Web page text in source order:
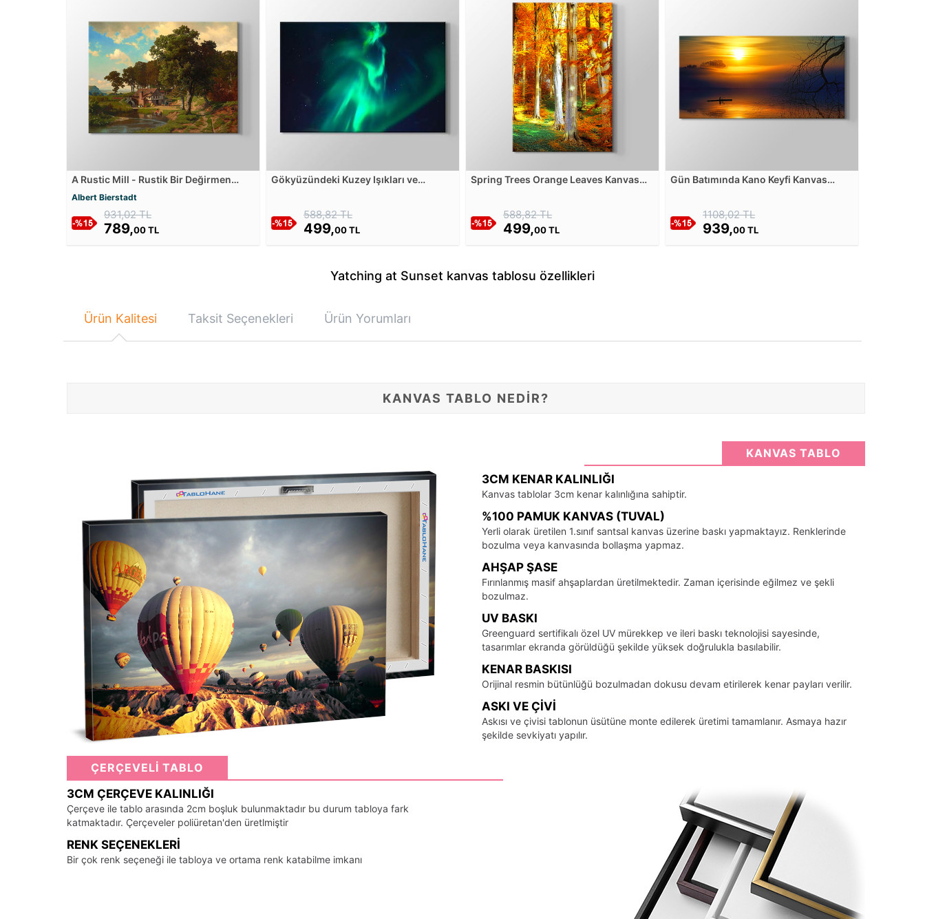
A Rustic Mill - Rustik Bir Değirmen
Kanvas Tablosu
Albert Bierstadt
931,02 TL
789,00 TL
Gökyüzündeki Kuzey Işıkları ve
588,82 TL
499,00 TL
Spring Trees Orange Leaves Kanvas
588,82 TL
499,00 TL
Gün Batımında Kano Keyfi Kanvas
1108,02 TL
939,00 TL
Yatching at Sunset kanvas tablosu özellikleri
Ürün Kalitesi Taksit Seçenekleri Ürün Yorumları
KANVAS TABLO NEDİR?
KANVAS TABLO
3CM KENAR KALINLIĞI
Kanvas tablolar 3cm kenar kalınlığına sahiptir.
%100 PAMUK KANVAS (TUVAL)
Yerli olarak üretilen 1.sınıf santsal kanvas üzerine baskı yapmaktayız. Renklerinde
bozulma veya kanvasında bollaşma yapmaz.
AHŞAP ŞASE
Fırınlanmış masif ahşaplardan üretilmektedir. Zaman içerisinde eğilmez ve şekli
bozulmaz.
UV BASKI
Greenguard sertifikalı özel UV mürekkep ve ileri baskı teknolojisi sayesinde,
tasarımlar ekranda görüldüğü şekilde yüksek doğrulukla basılabilir.
KENAR BASKISI
Orijinal resmin bütünlüğü bozulmadan dokusu devam etirilerek kenar payları verilir.
ASKI VE ÇIVI
Askısı ve çivisi tablonun üsütüne monte edilerek üretimi tamamlanır. Asmaya hazır
şekilde sevkiyatı yapılır.
ÇERÇEVELİ TABLO
3CM ÇERÇEVE KALINLIĞI
Çerçeve ile tablo arasında 2cm boşluk bulunmaktadır bu durum tabloya fark
katmaktadır. Çerçeveler poliüretan'den üretlmiştir
RENK SEÇENEKLERI
Bir çok renk seçeneği ile tabloya ve ortama renk katabilme imkanı